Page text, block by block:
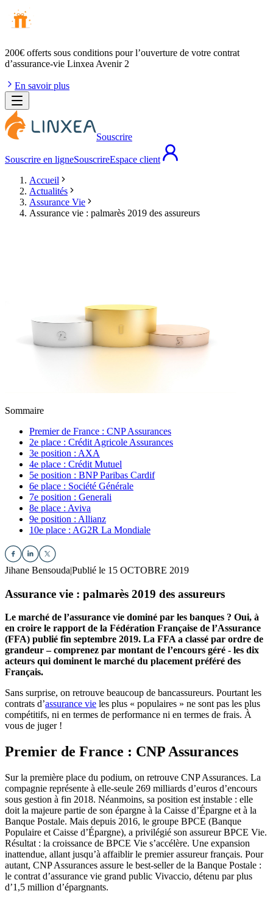
200€ offerts sous conditions pour l’ouverture de votre contrat
d’assurance-vie Linxea Avenir 2
En savoir plus
Souscrire
Souscrire en ligneSouscrireEspace client
Accueil
Actualités
Assurance Vie
Assurance vie : palmarès 2019 des assureurs
Sommaire
Premier de France : CNP Assurances
2e place : Crédit Agricole Assurances
3e position : AXA
4e place : Crédit Mutuel
5e position : BNP Paribas Cardif
6e place : Société Générale
7e position : Generali
8e place : Aviva
9e position : Allianz
10e place : AG2R La Mondiale
Jihane Bensouda|Publié le 15 OCTOBRE 2019
Assurance vie : palmarès 2019 des assureurs
Le marché de l’assurance vie dominé par les banques ? Oui, à
en croire le rapport de la Fédération Française de l’Assurance
(FFA) publié fin septembre 2019. La FFA a classé par ordre de
grandeur – comprenez par montant de l’encours géré - les dix
acteurs qui dominent le marché du placement préféré des
Français.
Sans surprise, on retrouve beaucoup de bancassureurs. Pourtant les
contrats d’assurance vie les plus « populaires » ne sont pas les plus
compétitifs, ni en termes de performance ni en termes de frais. À
vous de juger !
Premier de France : CNP Assurances
Sur la première place du podium, on retrouve CNP Assurances. La
compagnie représente à elle-seule 269 milliards d’euros d’encours
sous gestion à fin 2018. Néanmoins, sa position est instable : elle
doit la majeure partie de son épargne à la Caisse d’Épargne et à la
Banque Postale. Mais depuis 2016, le groupe BPCE (Banque
Populaire et Caisse d’Épargne), a privilégié son assureur BPCE Vie.
Résultat : la croissance de BPCE Vie s’accélère. Une expansion
inattendue, allant jusqu’à affaiblir le premier assureur français. Pour
autant, CNP Assurances assure le best-seller de la Banque Postale :
le contrat d’assurance vie grand public Vivaccio, détenu par plus
d’1,5 million d’épargnants.